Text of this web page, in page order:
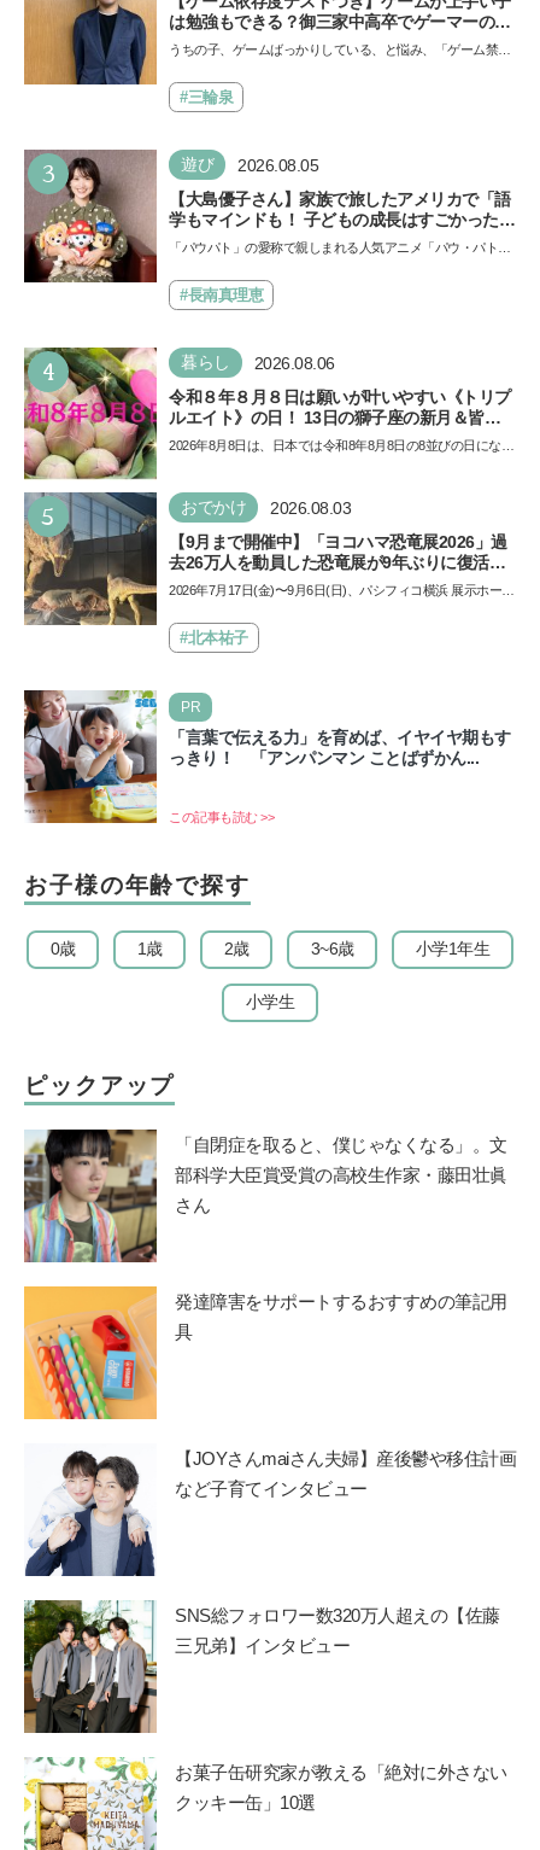
は勉強もできる？御三家中高卒でゲーマーの医
師・阿部智史さんが教えるゲームしながら受験
うちの子、ゲームばっかりしている、と悩み、「ゲーム禁
も…#三輪泉
3 遊び 2026.08.05
【大島優子さん】家族で旅したアメリカで「語
学もマインドも！ 子どもの成長はすごかった」
声優をつとめた映画『パウ・パトロール ザ・ダ
できると子どもに知ってほしい
「パウパト」の愛称で親しまれる人気アニメ「パウ・パトロ
ザ…#長南真理恵
4 暮らし 2026.08.06
令和８年８月８日は願いが叶いやすい《トリプ
ルエイト》の日！ 13日の獅子座の新月＆皆既
日食の影響にも注目
2026年8月8日は、日本では令和8年8月8日の8並びの日になり
て…
5 おでかけ 2026.08.03
【9月まで開催中】「ヨコハマ恐竜展2026」過
去26万人を動員した恐竜展が9年ぶりに復活！
夏休みのおでかけで楽しむポイントを完全ガイ
2026年7月17日(金)〜9月6日(日)、パシフィコ横浜 展示ホール
催…#北本祐子
PR
「言葉で伝える力」を育めば、イヤイヤ期もす
っきり！ 「アンパンマン ことばずかん...
この記事も読む >>
お子様の年齢で探す
0歳 1歳 2歳 3~6歳 小学1年生
小学生
ピックアップ
「自閉症を取ると、僕じゃなくなる」。文
部科学大臣賞受賞の高校生作家・藤田壮眞
さん
発達障害をサポートするおすすめの筆記用
具
【JOYさんmaiさん夫婦】産後鬱や移住計画
など子育てインタビュー
SNS総フォロワー数320万人超えの【佐藤
三兄弟】インタビュー
お菓子缶研究家が教える「絶対に外さない
クッキー缶」10選